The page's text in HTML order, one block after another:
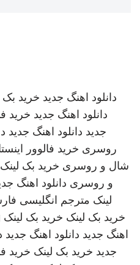
دانلود اهنگ جدید خرید بک
دانلود اهنگ جدید خرید
جدید دانلود اهنگ جدید
روسری خرید فالوور
شال و روسری خرید بک لینک
و روسری دانلود اهنگ
لینک مترجم انگلیسی
خرید بک لینک خرید بک لینک
اهنگ جدید دانلود اهنگ جدید
جدید خرید بک لینک خرید